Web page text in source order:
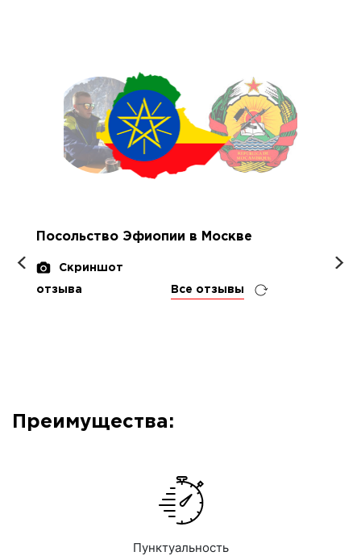
Посольство Эфиопии в Москве
Скриншот
отзыва Все отзывы
Преимущества:
Пунктуальность